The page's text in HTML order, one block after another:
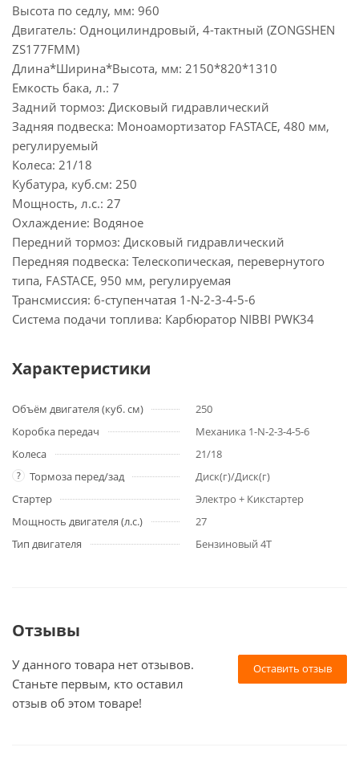
Высота по седлу, мм: 960
Двигатель: Одноцилиндровый, 4-тактный (ZONGSHEN
ZS177FMM)
Длина*Ширина*Высота, мм: 2150*820*1310
Емкость бака, л.: 7
Задний тормоз: Дисковый гидравлический
Задняя подвеска: Моноамортизатор FASTACE, 480 мм,
регулируемый
Колеса: 21/18
Кубатура, куб.см: 250
Мощность, л.с.: 27
Охлаждение: Водяное
Передний тормоз: Дисковый гидравлический
Передняя подвеска: Телескопическая, перевернутого
типа, FASTACE, 950 мм, регулируемая
Трансмиссия: 6-ступенчатая 1-N-2-3-4-5-6
Система подачи топлива: Карбюратор NIBBI PWK34
Характеристики
Объём двигателя (куб. см)
250
Коробка передач
Механика 1-N-2-3-4-5-6
Колеса
21/18
? Тормоза перед/зад
Диск(г)/Диск(г)
Стартер
Электро + Кикстартер
Мощность двигателя (л.с.)
27
Тип двигателя
Бензиновый 4Т
Отзывы
Оставить отзыв
У данного товара нет отзывов.
Станьте первым, кто оставил
отзыв об этом товаре!